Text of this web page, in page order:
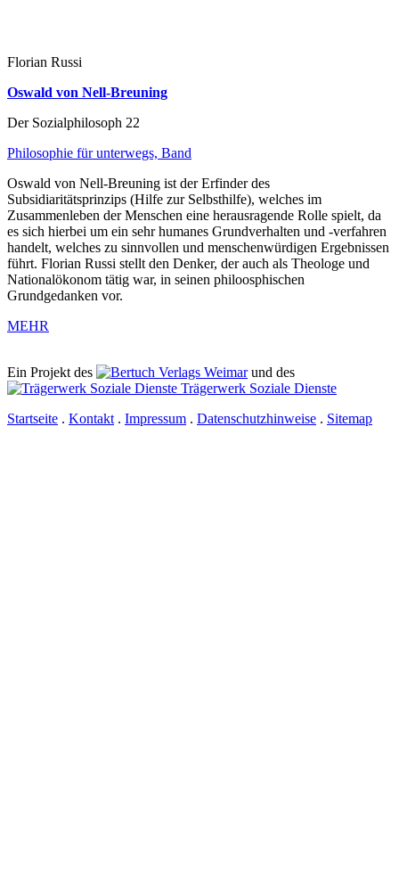
Florian Russi
Oswald von Nell-Breuning
Der Sozialphilosoph 22
Philosophie für unterwegs, Band
Oswald von Nell-Breuning ist der Erfinder des
Subsidiaritätsprinzips (Hilfe zur Selbsthilfe), welches im
Zusammenleben der Menschen eine herausragende Rolle spielt, da
es sich hierbei um ein sehr humanes Grundverhalten und -verfahren
handelt, welches zu sinnvollen und menschenwürdigen Ergebnissen
führt. Florian Russi stellt den Denker, der auch als Theologe und
Nationalökonom tätig war, in seinen philoosphischen
Grundgedanken vor.
MEHR
Ein Projekt des Verlags Weimarund des
Trägerwerk Soziale Dienste
Startseite . Kontakt . Impressum . Datenschutzhinweise . Sitemap